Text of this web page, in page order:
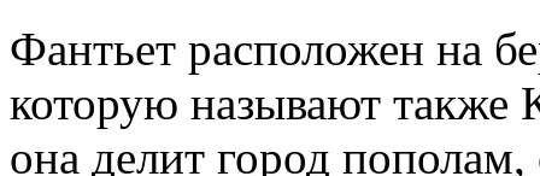
Фантьет расположен на
которую называют
она делит город